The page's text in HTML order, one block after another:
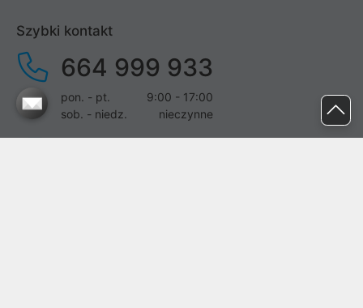
Szybki kontakt
664 999 933
pon. - pt.
9:00 - 17:00
sob. - niedz.
nieczynne